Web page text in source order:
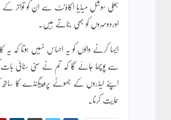
جعلی سوشل میڈیا اکاؤنٹ سے ان کو تواتر
اوردوسروں کو بھی بناتے ہیں۔
ایسا کرنے والوں کو یہ احساس نہیں ہوتا
سے پوچھا جائے گا کہ تم نے سنی سنائی
اپنے لیڈروں کے جھوٹے پروپیگنڈے کا ساتھ
حمایت کرنا۔